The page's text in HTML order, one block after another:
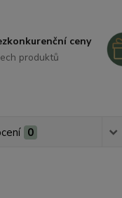
ceny
produktů
0